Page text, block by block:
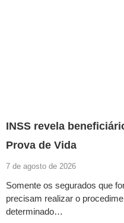
INSS revela
Prova de Vida
7 de agosto de 2026
Somente os segurados que
precisam realizar o
determinado…